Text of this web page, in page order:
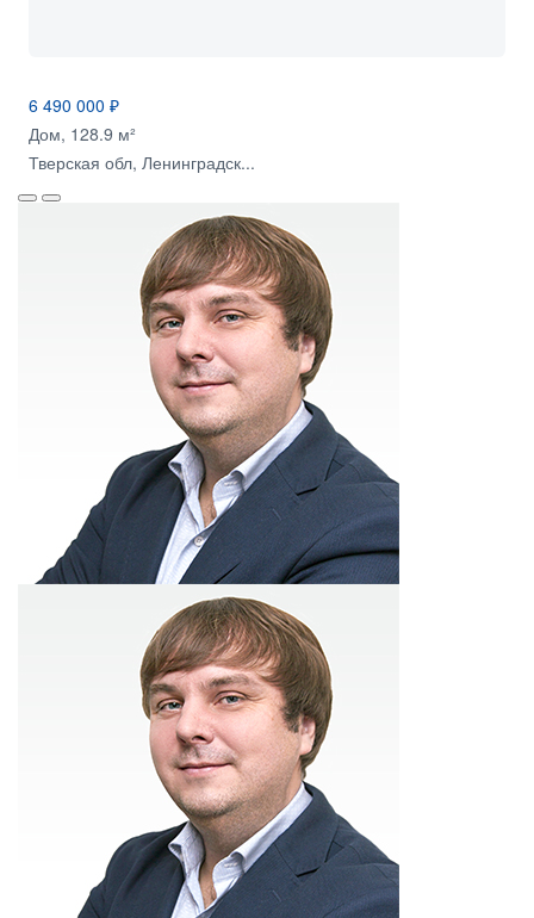
6 490 000 ₽
Дом, 128.9 м²
Тверская обл, Ленинградск...